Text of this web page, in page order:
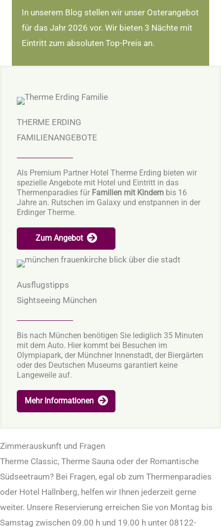
In unserem Blog stellen wir unser Osterangebot
für das Jahr 2026 vor. Wir bieten 3 Nächte mit
Eintritt zum absoluten Top-Preis an.
THERME ERDING
FAMILIENANGEBOTE
Als Premium Partner Hotel Therme Erding bieten wir
spezielle Angebote mit Hotel und Eintritt in das
Thermenparadies für Familien mit Kindern bis 16
Jahre an. Rutschen im Galaxy und enstpannen in der
Erdinger Therme.
Zum Angebot
Ausflugstipps
Sightseeing München
Bis nach München benötigen Sie lediglich 35 Minuten
mit dem Auto. Hier kommt bei Besuchen im
Olympiapark, der Münchner Innenstadt, der Biergärten
oder des Deutschen Museums garantiert keine
Langeweile auf.
Mehr Informationen
Zimmerauskunft und Fragen
Therme Classic, Therme Sauna oder der Romantische
Südseetraum? Bei Fragen, egal ob zum Thermenparadies
oder Hotel Hallnberg, helfen wir Ihnen jederzeit gerne
weiter. Unsere Reservierung erreichen Sie von Montag bis
Samstag zwischen 09.00 h und 19.00 h unter 08122-